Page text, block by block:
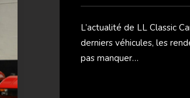
L’actualité de LL Classic
derniers véhicules, les
pas manquer…